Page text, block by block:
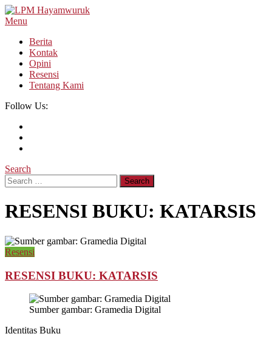
Skip
To
Menu
Berita
Kontak
Opini
Resensi
Tentang Kami
Follow Us:
Search
Search
for:
RESENSI BUKU: KATARSIS
Resensi
RESENSI BUKU: KATARSIS
Sumber gambar: Gramedia Digital
Identitas Buku